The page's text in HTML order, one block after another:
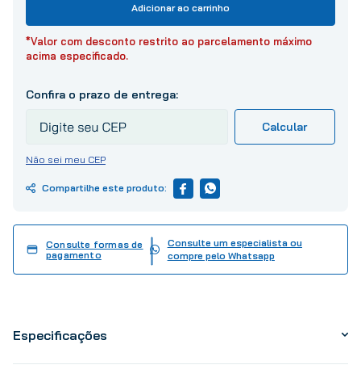
Adicionar ao carrinho
*Valor com desconto restrito ao parcelamento máximo
acima especificado.
Não sei meu CEP
Consulte formas de
pagamento
Consulte um especialista ou
compre pelo Whatsapp
Especificações